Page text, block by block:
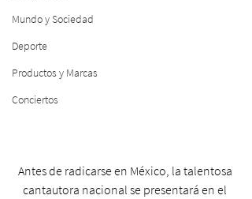
Mundo y Sociedad
Deporte
Productos y Marcas
Conciertos
Antes de radicarse en México, la talentosa
cantautora nacional se presentará en el